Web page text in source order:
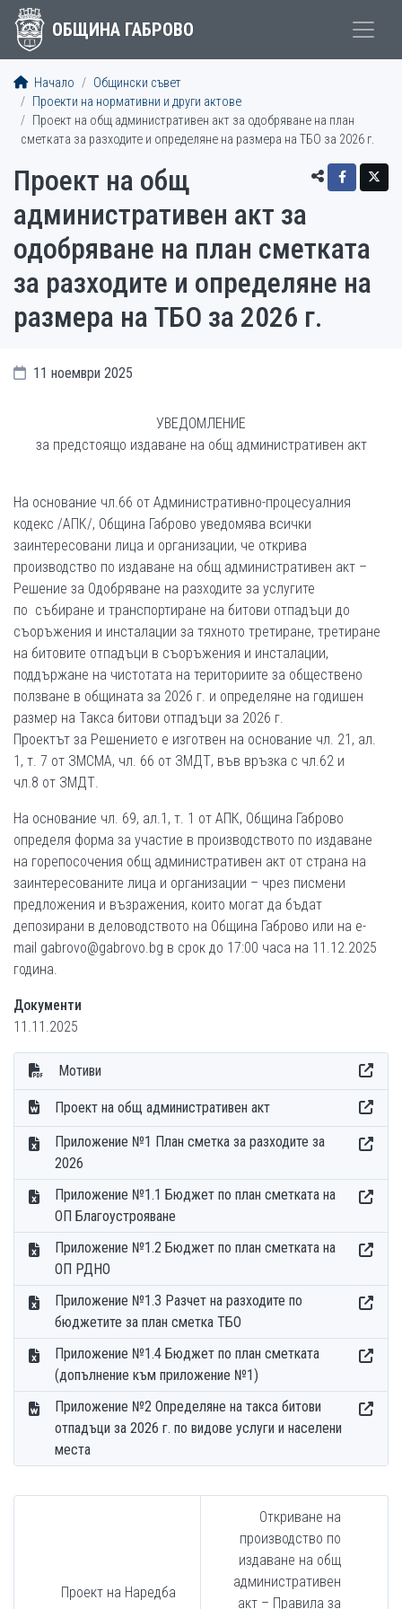
ОБЩИНА ГАБРОВО
Начало
Общински съвет
Проекти на нормативни и други актове
Проект на общ административен акт за одобряване на план
сметката за разходите и определяне на размера на ТБО за 2026 г.
Проект на общ
административен акт за
одобряване на план сметката
за разходите и определяне на
размера на ТБО за 2026 г.
11 ноември 2025
УВЕДОМЛЕНИЕ
за предстоящо издаване на общ административен акт
На основание чл.66 от Административно-процесуалния
кодекс /АПК/, Община Габрово уведомява всички
заинтересовани лица и организации, че открива
производство по издаване на общ административен акт –
Решение за Одобряване на разходите за услугите
по събиране и транспортиране на битови отпадъци до
съоръжения и инсталации за тяхното третиране, третиране
на битовите отпадъци в съоръжения и инсталации,
поддържане на чистотата на териториите за обществено
ползване в общината за 2026 г. и определяне на годишен
размер на Такса битови отпадъци за 2026 г.
Проектът за Решението е изготвен на основание чл. 21, ал.
1, т. 7 от ЗМСМА, чл. 66 от ЗМДТ, във връзка с чл.62 и
чл.8 от ЗМДТ.
На основание чл. 69, ал.1, т. 1 от АПК, Община Габрово
определя форма за участие в производството по издаване
на горепосочения общ административен акт от страна на
заинтересованите лица и организации – чрез писмени
предложения и възражения, които могат да бъдат
депозирани в деловодството на Община Габрово или на e-
mail gabrovo@gabrovo.bg в срок до 17:00 часа на 11.12.2025
година.
Документи
11.11.2025
Мотиви
Проект на общ административен акт
Приложение №1 План сметка за разходите за
2026
Приложение №1.1 Бюджет по план сметката на
ОП Благоустрояване
Приложение №1.2 Бюджет по план сметката на
ОП РДНО
Приложение №1.3 Разчет на разходите по
бюджетите за план сметка ТБО
Приложение №1.4 Бюджет по план сметката
(допълнение към приложение №1)
Приложение №2 Определяне на такса битови
отпадъци за 2026 г. по видове услуги и населени
места
Проект на Наредба
Откриване на
производство по
издаване на общ
административен
акт – Правила за